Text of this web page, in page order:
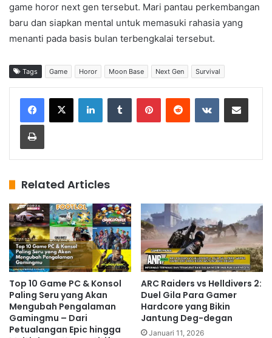
game horor next gen tersebut. Mari pantau perkembangan
baru dan siapkan mental untuk memasuki rahasia yang
menanti pada basis bulan terbengkalai tersebut.
Tags Game Horor Moon Base Next Gen Survival
Related Articles
Top 10 Game PC & Konsol
Paling Seru yang Akan
Mengubah Pengalaman
Gamingmu – Dari
Petualangan Epic hingga
ARC Raiders vs Helldivers 2:
Duel Gila Para Gamer
Hardcore yang Bikin
Jantung Deg-degan
Januari 11, 2026